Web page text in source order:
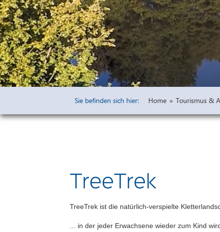
Widmungen
Öffentliche
Vorprüfung
Sie befinden sich hier: Home » Tourismus &
TreeTrek
TreeTrek ist die natürlich-verspielte
... in der jeder Erwachsene wieder zum Kind